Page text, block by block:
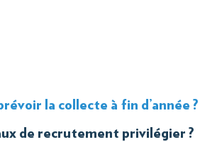
la collecte à fin d’année ?
de recrutement privilégier ?